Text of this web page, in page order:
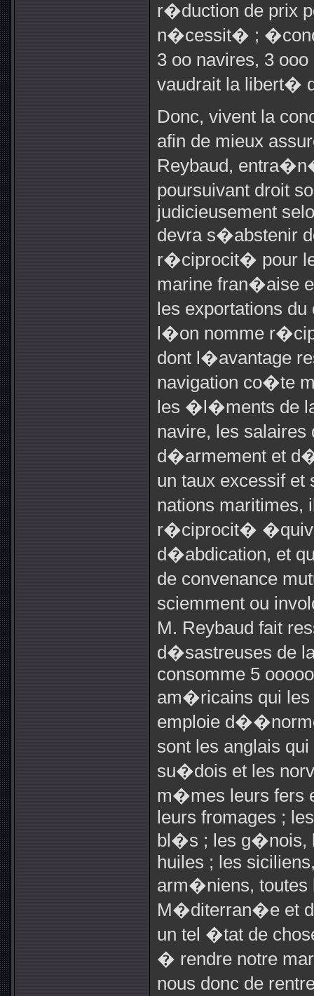
r�duction de prix
n�cessit� ;
3 oo navires, 3
vaudrait la libert�
Donc, vivent la
afin de mieux
Reybaud,
poursuivant droit
judicieusement
devra s�abstenir
r�ciprocit� pour
marine fran�aise
les exportations
l�on nomme
dont l�avantage
navigation co�te
les �l�ments de
navire, les
d�armement et
un taux excessif
nations
r�ciprocit�
d�abdication, et
de convenance
sciemment ou
M. Reybaud fait
d�sastreuses de
consomme 5
am�ricains qui
emploie
sont les anglais
su�dois et les
m�mes leurs fers
leurs fromages ;
bl�s ; les g�nois,
huiles ; les
arm�niens,
M�diterran�e et
un tel �tat de
� rendre notre
nous donc de